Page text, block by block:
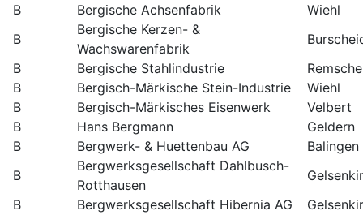
B
Bergische Achsenfabrik
Wiehl
B
Bergische Kerzen- &
Wachswarenfabrik
B
Bergische Stahlindustrie
B
Bergisch-Märkische Stein-Industrie
Wiehl
B
Bergisch-Märkisches Eisenwerk
Velbert
B
Hans Bergmann
Geldern
B
Bergwerk- & Huettenbau AG
Balingen
B
Bergwerksgesellschaft Dahlbusch-
Rotthausen
B
Bergwerksgesellschaft Hibernia AG